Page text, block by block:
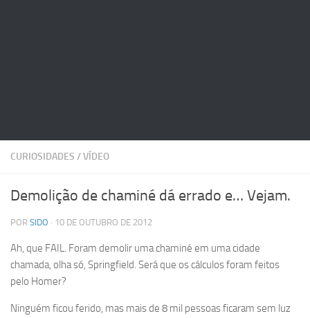
CURIOSIDADES /VÍDEO
Demolição de chaminé dá errado e… Vejam.
POR SIDO · 10 DE OUTUBRO DE 2012
Ah, que FAIL. Foram demolir uma chaminé em uma cidade
chamada, olha só, Springfield. Será que os cálculos foram feitos
pelo Homer?
Ninguém ficou ferido, mas mais de 8 mil pessoas ficaram sem luz